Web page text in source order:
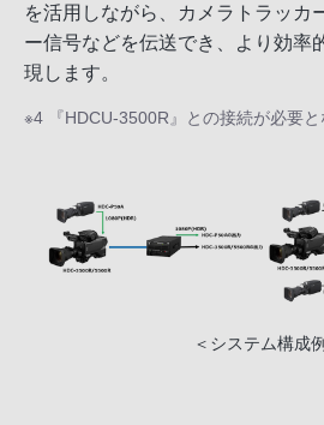
を活用しながら、カメラトラッカ
ー信号などを伝送でき、より効率
現します。
※4 『HDCU-3500R』との接続が必要と
＜システム構成